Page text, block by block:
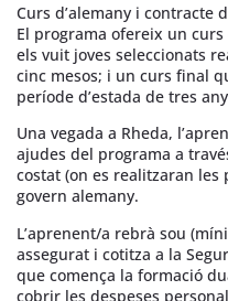
Curs d’alemany i contracte
El programa ofereix un
els vuit joves seleccionats
cinc mesos; i un curs final
període d’estada de tres
Una vegada a Rheda,
ajudes del programa a
costat (on es realitzaran les
govern alemany.
L’aprenent/a rebrà sou
assegurat i cotitza a la
que comença la formació
cobrir les despeses